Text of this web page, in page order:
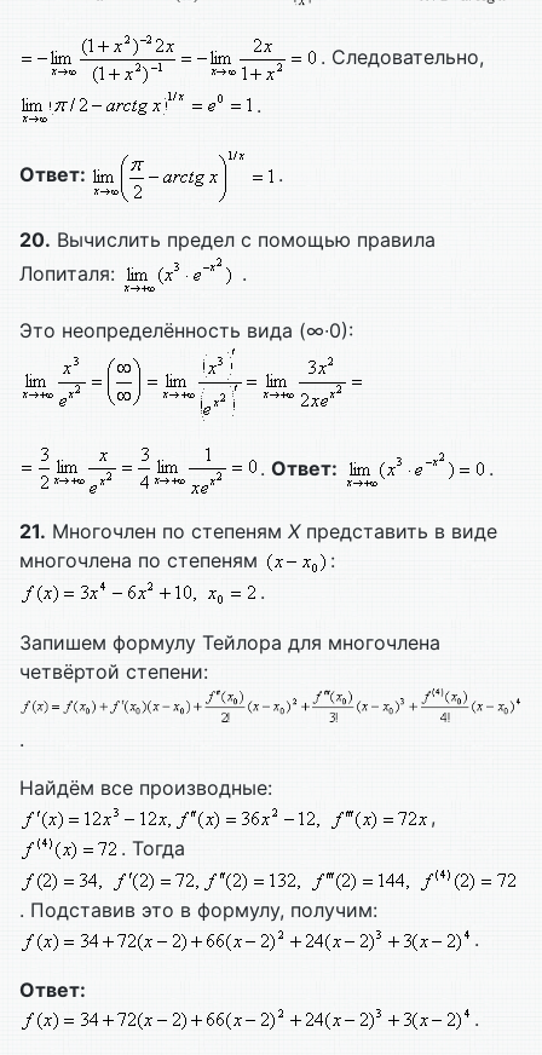
. Следовательно,
.
Ответ: .
20. Вычислить предел с помощью правила
Лопиталя:
.
Это неопределённость вида (∞∙0):
. Ответ: .
21. Многочлен по степеням Xпредставить в виде
многочлена по степеням
:
.
Запишем формулу Тейлора для многочлена
четвёртой степени:
.
Найдём все производные:
,
. Тогда
. Подставив это в формулу, получим:
.
Ответ:
.